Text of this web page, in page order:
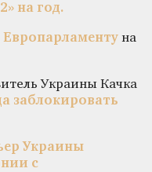
на год.
на
Украины Качка
заблокировать
Украины
с